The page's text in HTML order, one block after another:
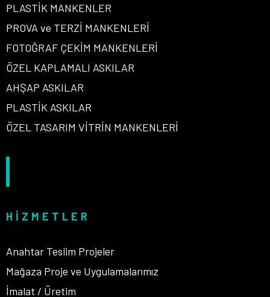
PLASTİK MANKENLER
PROVA ve TERZİ MANKENLERİ
FOTOĞRAF ÇEKİM MANKENLERİ
ÖZEL KAPLAMALI ASKILAR
AHŞAP ASKILAR
PLASTİK ASKILAR
ÖZEL TASARIM VİTRİN MANKENLERİ
HIZMETLER
Anahtar Teslim Projeler
Mağaza Proje ve Uygulamalarımız
İmalat / Üretim